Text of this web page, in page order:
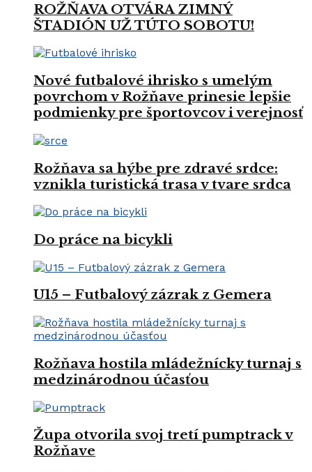
ROŽŇAVA OTVÁRA ZIMNÝ
ŠTADIÓN UŽ TÚTO SOBOTU!
Nové futbalové ihrisko s umelým
povrchom v Rožňave prinesie lepšie
podmienky pre športovcov i verejnosť
Rožňava sa hýbe pre zdravé srdce:
vznikla turistická trasa v tvare srdca
Do práce na bicykli
U15 – Futbalový zázrak z Gemera
Rožňava hostila mládežnícky turnaj s
medzinárodnou účasťou
Župa otvorila svoj tretí pumptrack v
Rožňave